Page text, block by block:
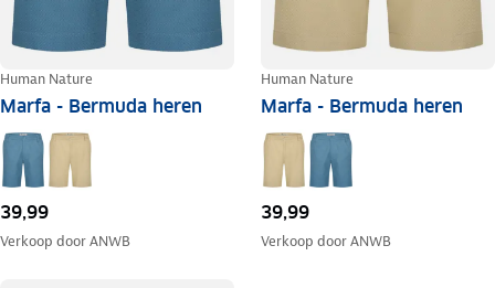
Human Nature
Marfa - Bermuda heren
39,99
Verkoop doorANWB
Human Nature
Marfa - Bermuda heren
39,99
Verkoop doorANWB